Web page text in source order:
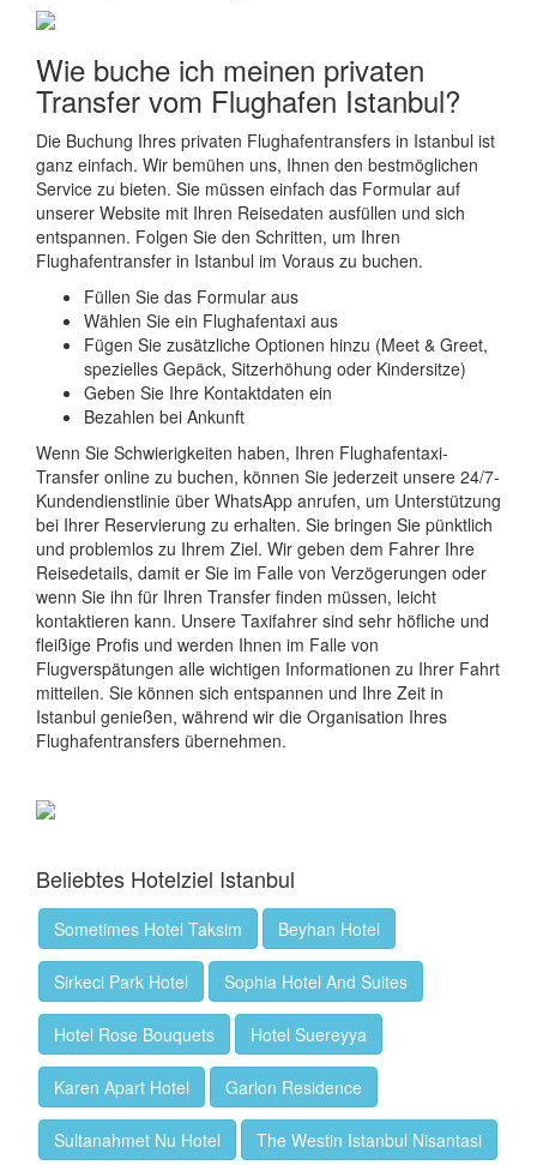
Wie buche ich meinen privaten
Transfer vom Flughafen Istanbul?
Die Buchung Ihres privaten Flughafentransfers in Istanbul ist
ganz einfach. Wir bemühen uns, Ihnen den bestmöglichen
Service zu bieten. Sie müssen einfach das Formular auf
unserer Website mit Ihren Reisedaten ausfüllen und sich
entspannen. Folgen Sie den Schritten, um Ihren
Flughafentransfer in Istanbul im Voraus zu buchen.
Füllen Sie das Formular aus
Wählen Sie ein Flughafentaxi aus
Fügen Sie zusätzliche Optionen hinzu (Meet & Greet,
spezielles Gepäck, Sitzerhöhung oder Kindersitze)
Geben Sie Ihre Kontaktdaten ein
Bezahlen bei Ankunft
Wenn Sie Schwierigkeiten haben, Ihren Flughafentaxi-
Transfer online zu buchen, können Sie jederzeit unsere 24/7-
Kundendienstlinie über WhatsApp anrufen, um Unterstützung
bei Ihrer Reservierung zu erhalten. Sie bringen Sie pünktlich
und problemlos zu Ihrem Ziel. Wir geben dem Fahrer Ihre
Reisedetails, damit er Sie im Falle von Verzögerungen oder
wenn Sie ihn für Ihren Transfer finden müssen, leicht
kontaktieren kann. Unsere Taxifahrer sind sehr höfliche und
fleißige Profis und werden Ihnen im Falle von
Flugverspätungen alle wichtigen Informationen zu Ihrer Fahrt
mitteilen. Sie können sich entspannen und Ihre Zeit in
Istanbul genießen, während wir die Organisation Ihres
Flughafentransfers übernehmen.
Beliebtes Hotelziel Istanbul
Sometimes Hotel Taksim Beyhan Hotel
Sirkeci Park Hotel Sophia Hotel And Suites
Hotel Rose Bouquets Hotel Suereyya
Karen Apart Hotel Garlon Residence
Sultanahmet Nu Hotel The Westin Istanbul Nisantasi